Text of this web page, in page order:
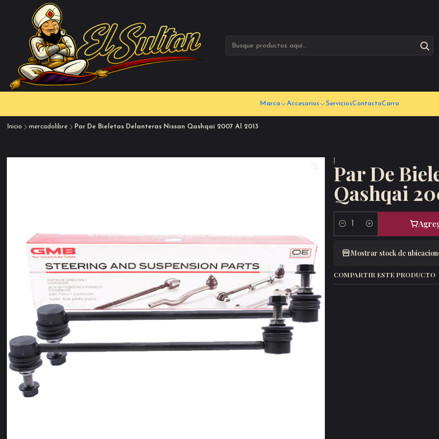
Marca Accesorios ServiciosContactoCarro
Inicio mercadolibre Par De Bieletas Delanteras Nissan Qashqai 2007 Al 2013
Par De
Qashqai
Cantidad
Mostrar stock de
COMPARTIR ESTE PRODUCTO